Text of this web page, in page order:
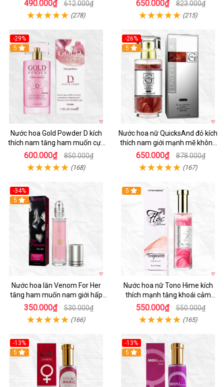
490.000₫ 612.000₫
(278)
650.000₫ 823.000₫
(215)
-29%
5
Nước hoa Gold Powder D kích
thích nam tăng ham muốn cực
mạnh
600.000₫ 850.000₫
(168)
-26%
5
Nước hoa nữ QuicksAnd đỏ kích
thích nam giới mạnh mẽ không
mùi
650.000₫ 878.000₫
(167)
-34%
5
Nước hoa lăn Venom For Her
tăng ham muốn nam giới hấp
dẫn
350.000₫ 530.000₫
(166)
5
Nước hoa nữ Tono Hime kích
thích mạnh tăng khoái cảm
chàng mê
550.000₫ 550.000₫
(165)
-13%
Hot
5
-13%
Hot
5